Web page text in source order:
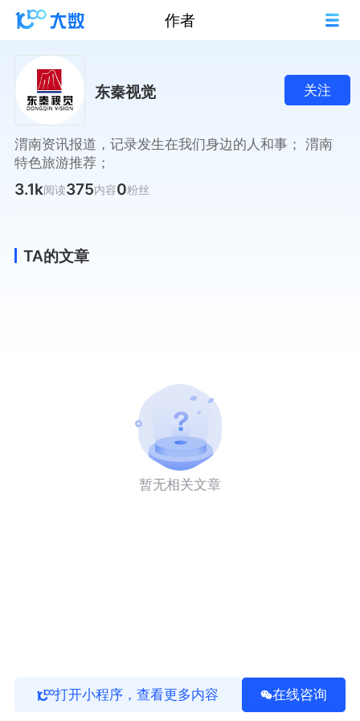
作者
东秦视觉 关注
渭南资讯报道，记录发生在我们身边的人和事； 渭南
特色旅游推荐；
3.1k阅读375内容0粉丝
TA的文章
暂无相关文章
打开小程序，查看更多内容 在线咨询